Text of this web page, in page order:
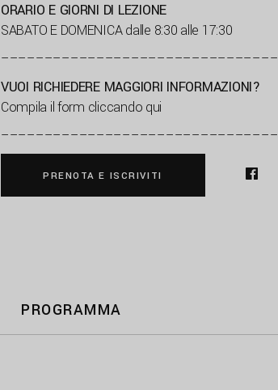
ORARIO E GIORNI DI LEZIONE
SABATO E DOMENICA dalle 8:30 alle 17:30
VUOI RICHIEDERE MAGGIORI INFORMAZIONI?
Compila il form cliccando qui
PRENOTA E ISCRIVITI
PROGRAMMA